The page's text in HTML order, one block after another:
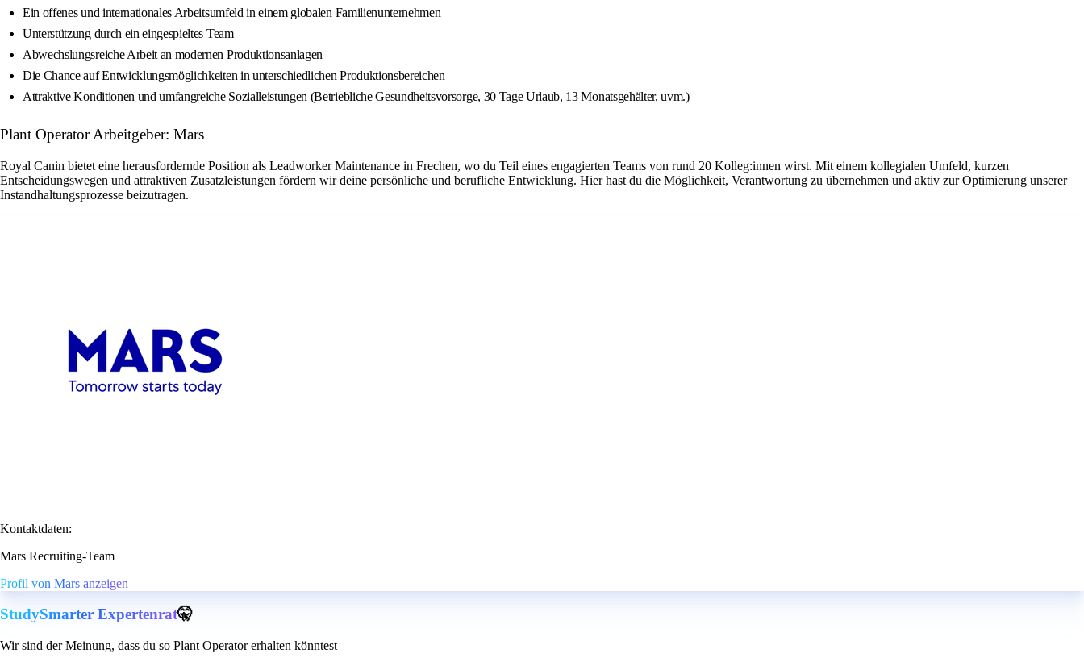
Ein offenes und internationales Arbeitsumfeld in einem globalen Familienunternehmen
Unterstützung durch ein eingespieltes Team
Abwechslungsreiche Arbeit an modernen Produktionsanlagen
Die Chance auf Entwicklungsmöglichkeiten in unterschiedlichen Produktionsbereichen
Attraktive Konditionen und umfangreiche Sozialleistungen (Betriebliche Gesundheitsvorsorge, 30 Tage Urlaub, 13 Monatsgehälter, uvm.)
Plant Operator Arbeitgeber: Mars
Royal Canin bietet eine herausfordernde Position als Leadworker Maintenance in Frechen, wo du Teil eines engagierten Teams von rund 20 Kolleg:innen wirst. Mit einem kollegialen Umfeld, kurzen
Entscheidungswegen und attraktiven Zusatzleistungen fördern wir deine persönliche und berufliche Entwicklung. Hier hast du die Möglichkeit, Verantwortung zu übernehmen und aktiv zur Optimierung unserer
Instandhaltungsprozesse beizutragen.
Kontaktdaten:
Mars Recruiting-Team
Profil von Mars anzeigen
StudySmarter Expertenrat🤫
Wir sind der Meinung, dass du so Plant Operator erhalten könntest